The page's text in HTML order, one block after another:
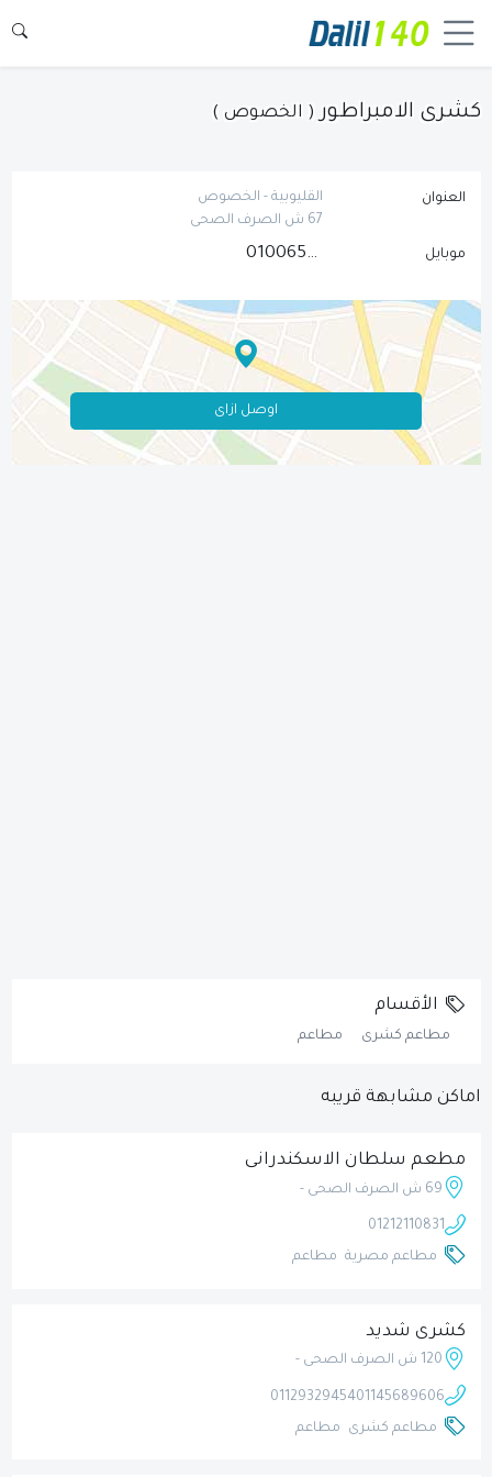
كشرى الامبراطور ( الخصوص )
العنوان
القليوبية - الخصوص
67 ش الصرف الصحى
موبايل 01006590224
اوصل ازاى
الأقسام
مطاعم كشرى مطاعم
اماكن مشابهة قريبه
مطعم سلطان الاسكندرانى
69 ش الصرف الصحى -
01212110831
مطاعم مصرية مطاعم
كشرى شديد
120 ش الصرف الصحى -
01145689606
01129329454
مطاعم كشرى
مطاعم